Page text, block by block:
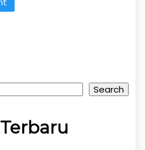
Search